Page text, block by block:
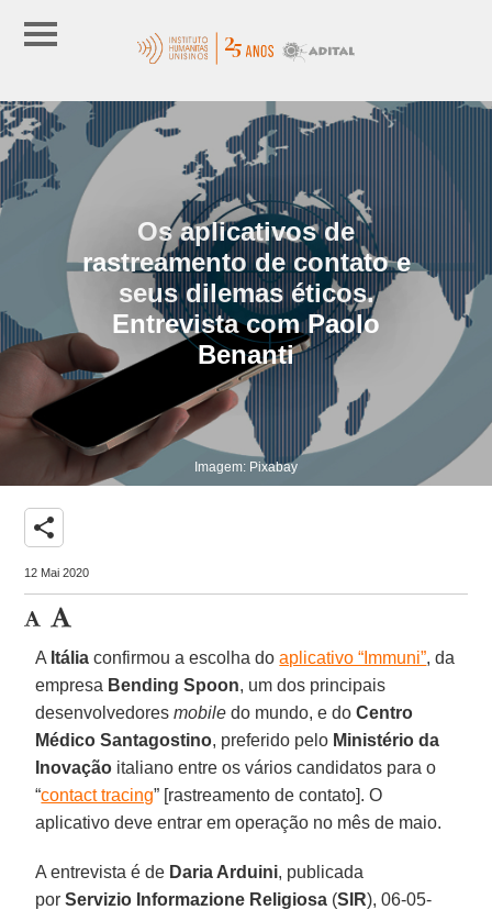
Os aplicativos de
rastreamento de contato e
seus dilemas éticos.
Entrevista com Paolo
Benanti
Imagem: Pixabay
share
12 Mai 2020
A Itália confirmou a escolha doaplicativo “Immuni”, da
empresa Bending Spoon, um dos principais
desenvolvedoresmobile do mundo, e doCentro
Médico Santagostino, preferido pelo Ministério da
Inovação italiano entre os vários candidatos para o
“contact tracing” [rastreamento de contato]. O
aplicativo deve entrar em operação no mês de maio.
A entrevista é de Daria Arduini, publicada
porServizio Informazione Religiosa (SIR), 06-05-